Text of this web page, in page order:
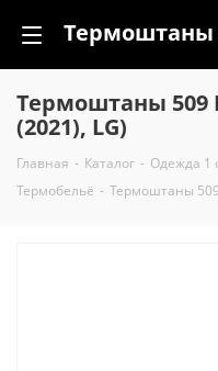
Термоштаны 509
(2021), LG)
Главная - Каталог - Одежда 1
Термобельё - Термоштаны 509